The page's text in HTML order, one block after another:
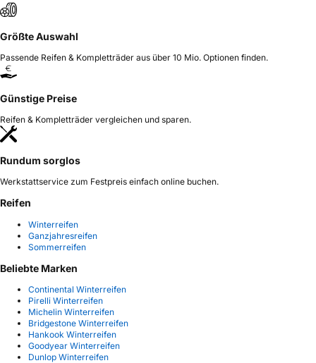
Größte Auswahl
Passende Reifen & Kompletträder aus über 10 Mio. Optionen finden.
Günstige Preise
Reifen & Kompletträder vergleichen und sparen.
Rundum sorglos
Werkstattservice zum Festpreis einfach online buchen.
Reifen
Winterreifen
Ganzjahresreifen
Sommerreifen
Beliebte Marken
Continental Winterreifen
Pirelli Winterreifen
Michelin Winterreifen
Bridgestone Winterreifen
Hankook Winterreifen
Goodyear Winterreifen
Dunlop Winterreifen